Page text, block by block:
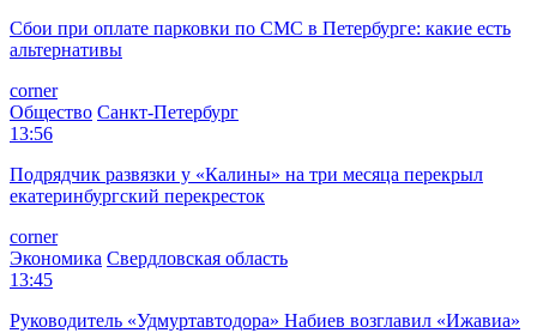
Сбои при оплате парковки по СМС в Петербурге: какие есть
альтернативы
corner
Общество Санкт-Петербург
13:56
Подрядчик развязки у «Калины» на три месяца перекрыл
екатеринбургский перекресток
corner
Экономика Свердловская область
13:45
Руководитель «Удмуртавтодора» Набиев возглавил «Ижавиа»